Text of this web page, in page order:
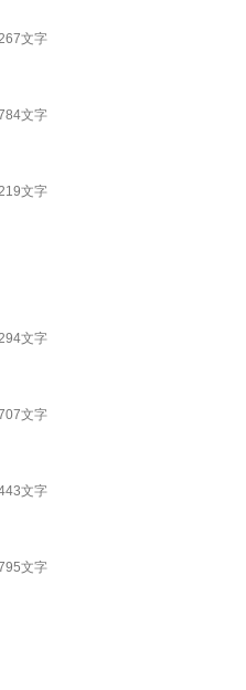
文字
文字
文字
文字
文字
文字
文字